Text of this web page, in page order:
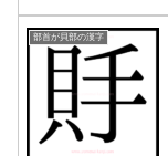
部首が貝部の漢字